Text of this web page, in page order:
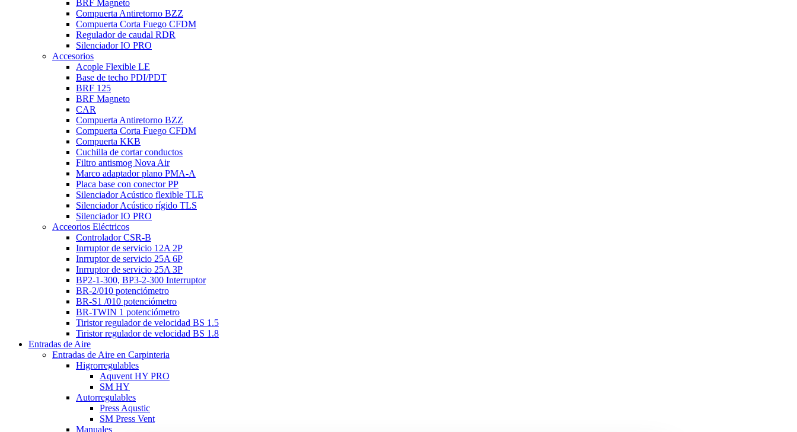
BRF Magneto
Compuerta Antiretorno BZZ
Compuerta Corta Fuego CFDM
Regulador de caudal RDR
Silenciador IO PRO
Accesorios
Acople Flexible LE
Base de techo PDI/PDT
BRF 125
BRF Magneto
CAR
Compuerta Antiretorno BZZ
Compuerta Corta Fuego CFDM
Compuerta KKB
Cuchilla de cortar conductos
Filtro antismog Nova Air
Marco adaptador plano PMA-A
Placa base con conector PP
Silenciador Acústico flexible TLE
Silenciador Acústico rígido TLS
Silenciador IO PRO
Acceorios Eléctricos
Controlador CSR-B
Inrruptor de servicio 12A 2P
Inrruptor de servicio 25A 6P
Inrruptor de servicio 25A 3P
BP2-1-300, BP3-2-300 Interruptor
BR-2/010 potenciómetro
BR-S1 /010 potenciómetro
BR-TWIN 1 potenciómetro
Tiristor regulador de velocidad BS 1.5
Tiristor regulador de velocidad BS 1.8
Entradas de Aire
Entradas de Aire en Carpinteria
Higrorregulables
Aquvent HY PRO
SM HY
Autorregulables
Press Aqustic
SM Press Vent
Manuales